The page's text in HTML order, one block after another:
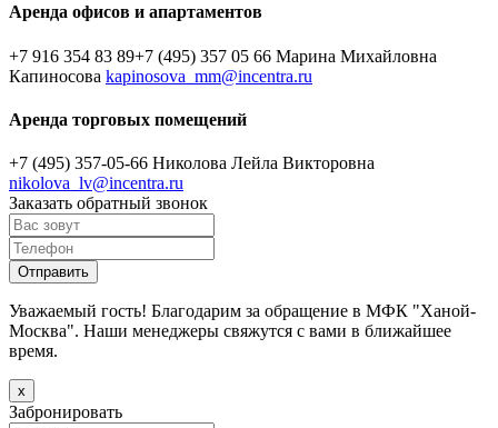
Аренда офисов и апартаментов
+7 916 354 83 89+7 (495) 357 05 66 Марина Михайловна
Капиносова kapinosova_mm@incentra.ru
Аренда торговых помещений
+7 (495) 357-05-66 Николова Лейла Викторовна
nikolova_lv@incentra.ru
Заказать обратный звонок
Уважаемый гость! Благодарим за обращение в МФК "Ханой-
Москва". Наши менеджеры свяжутся с вами в ближайшее
время.
х
Забронировать